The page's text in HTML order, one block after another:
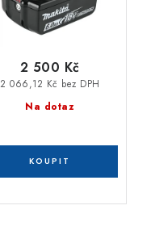
Na dotaz
2 066,12 Kč bez DPH
2 500 Kč